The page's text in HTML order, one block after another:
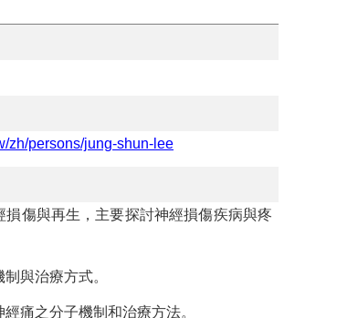
zh/persons/jung-shun-lee
傷與再生，主要探討神經損傷疾病與疼
與治療方式。
痛之分子機制和治療方法。